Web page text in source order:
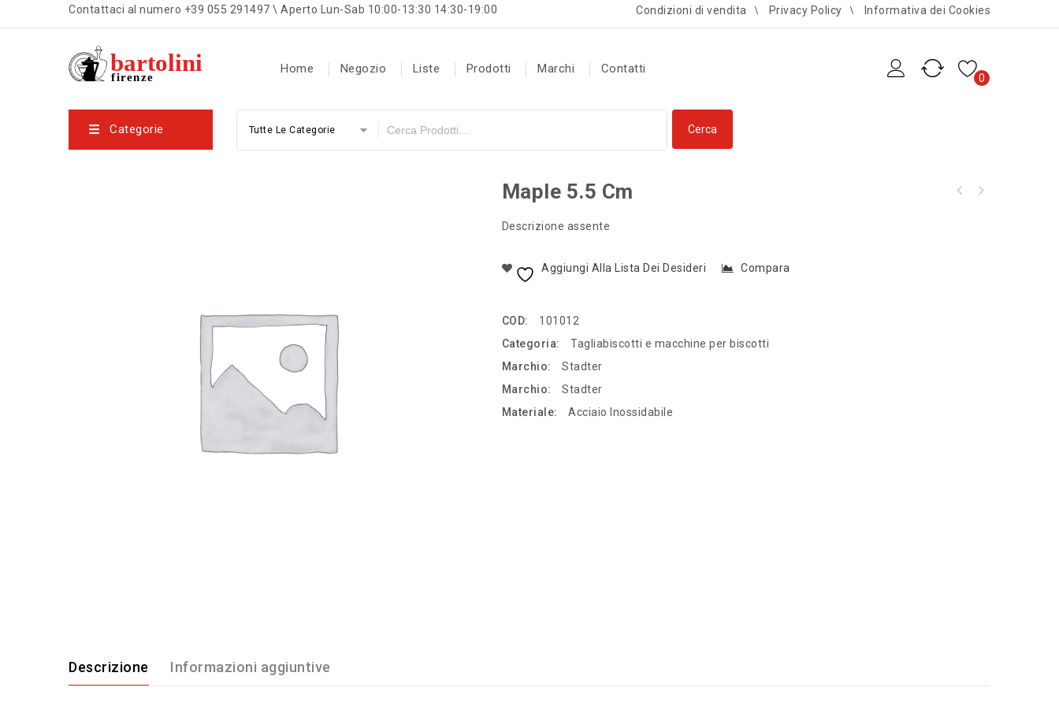
Contattaci al numero +39 055 291497 \ Aperto Lun-Sab 10:00-13:30 14:30-19:00 Condizioni di vendita Privacy Policy Informativa dei Cookies
Home Negozio Liste Prodotti Marchi Contatti
0
Categorie Tutte Le Categorie
Maple 5.5 Cm
Descrizione assente
Aggiungi Alla Lista Dei Desideri Compara
COD:
101012
Categoria:
Tagliabiscotti e macchine per biscotti
Marchio:
Stadter
Marchio:
Stadter
Materiale:
Acciaio Inossidabile
Descrizione Informazioni aggiuntive